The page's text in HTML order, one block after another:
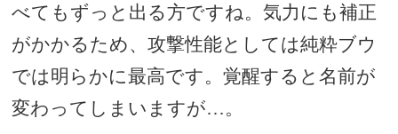
べてもずっと出る方ですね。気力にも補正
がかかるため、攻撃性能としては純粋ブウ
では明らかに最高です。覚醒すると名前が
変わってしまいますが…。